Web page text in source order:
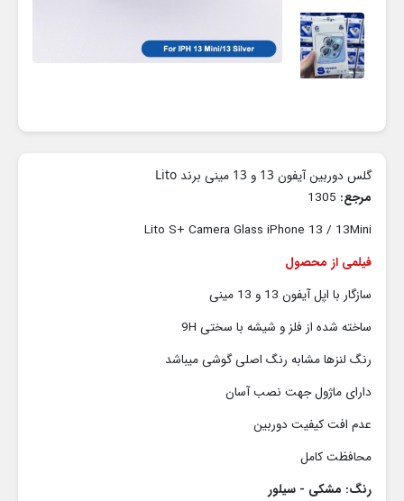
گلس دوربین آیفون 13 و 13 مینی برند Lito
مرجع:
Lito S+ Camera Glass iPhone 13 / 13Mini
فیلمی از محصول
سازگار با اپل آیفون 13 و 13 مینی
ساخته شده از فلز و شیشه با سختی 9H
رنگ لنزها مشابه رنگ اصلی گوشی میباشد
دارای ماژول جهت نصب آسان
عدم افت کیفیت دوربین
محافظت کامل
رنگ: مشکی - سیلور